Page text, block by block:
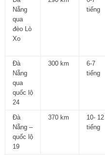
Nẵng
qua
đèo Lò
Xo
tiếng
Đà
Nẵng
qua
quốc lộ
24
300 km
6-7
tiếng
Đà
Nẵng –
quốc lộ
19
370 km
10- 12
tiếng